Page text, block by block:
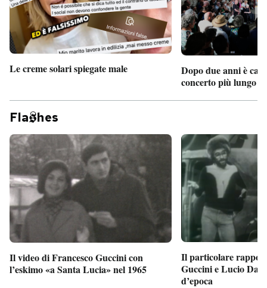
Le creme solari spiegate male
Dopo due anni è
concerto più lungo
Fla hes
Il video di Francesco Guccini con
l’eskimo «a Santa Lucia» nel 1965
Il particolare
Guccini e Lucio
d’epoca